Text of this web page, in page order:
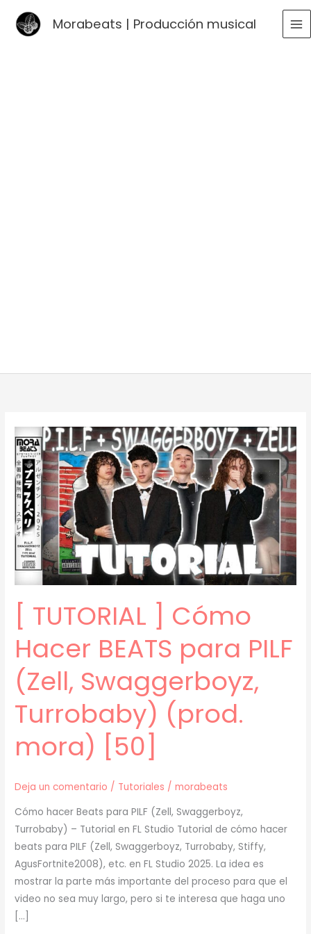
Morabeats | Producción musical
[ TUTORIAL ] Cómo
Hacer BEATS para PILF
(Zell, Swaggerboyz,
Turrobaby) (prod.
mora) [50]
Deja un comentario / Tutoriales /morabeats
Cómo hacer Beats para PILF (Zell, Swaggerboyz,
Turrobaby) – Tutorial en FL Studio Tutorial de cómo hacer
beats para PILF (Zell, Swaggerboyz, Turrobaby, Stiffy,
AgusFortnite2008), etc. en FL Studio 2025. La idea es
mostrar la parte más importante del proceso para que el
video no sea muy largo, pero si te interesa que haga uno
[…]